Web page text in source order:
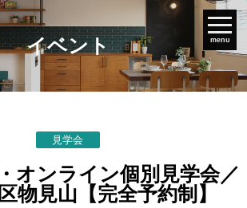
menu
イベント
見学会
オンライン個別見学会／
物見山【完全予約制】